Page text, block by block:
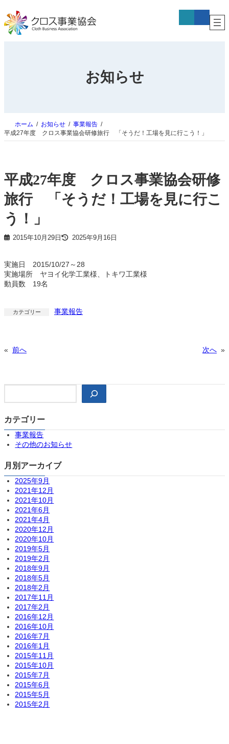
容
を
コ
コ
お知らせ
ホーム お知らせ
事業報告
平成27年度 クロス事業協会研修旅行 「そうだ！工場を見に行こう！」
平成27年度 クロス事業協会研修
旅行 「そうだ！工場を見に行こ
う！」
2015年10月29日 2025年9月16日
実施日 2015/10/27～28
実施場所 ヤヨイ化学工業様、トキワ工業様
動員数 19名
カテゴリー 事業報告
« 前へ 次へ »
カテゴリー
事業報告
その他のお知らせ
月別アーカイブ
2025年9月
2021年12月
2021年10月
2021年6月
2021年4月
2020年12月
2020年10月
2019年5月
2019年2月
2018年9月
2018年5月
2018年2月
2017年11月
2017年2月
2016年12月
2016年10月
2016年7月
2016年1月
2015年11月
2015年10月
2015年7月
2015年6月
2015年5月
2015年2月